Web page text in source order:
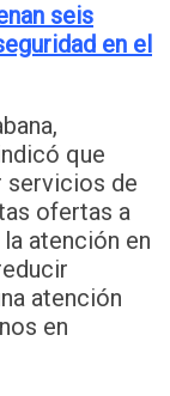
seis
en el
que
servicios de
ofertas a
atención en
atención
en